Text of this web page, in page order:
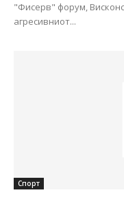
"Фисерв" форум,
агресивниот...
Спорт